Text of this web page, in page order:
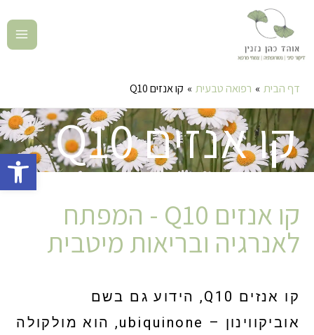
פתח
דף הבית רפואה טבעית קו אנזים Q10
קו אנזים Q10
קו אנזים Q10 - המפתח
לאנרגיה ובריאות מיטבית
קו אנזים Q10, הידוע גם בשם
אוביקווינון – ubiquinone, הוא מולקולה